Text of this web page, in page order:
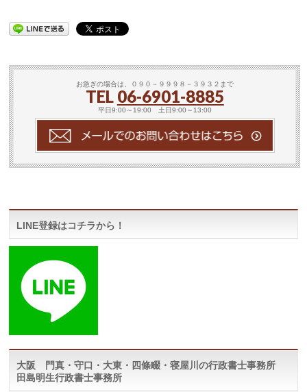
お急ぎの場合は、０９０－９９９８－３９３２まで
TEL 06-6901-8885
平日9:00～19:00 土日9:00～13:00
LINE登録はコチラから！
大阪 門真・守口・大東・四條畷・寝屋川の行政書士事務所
田島明生行政書士事務所